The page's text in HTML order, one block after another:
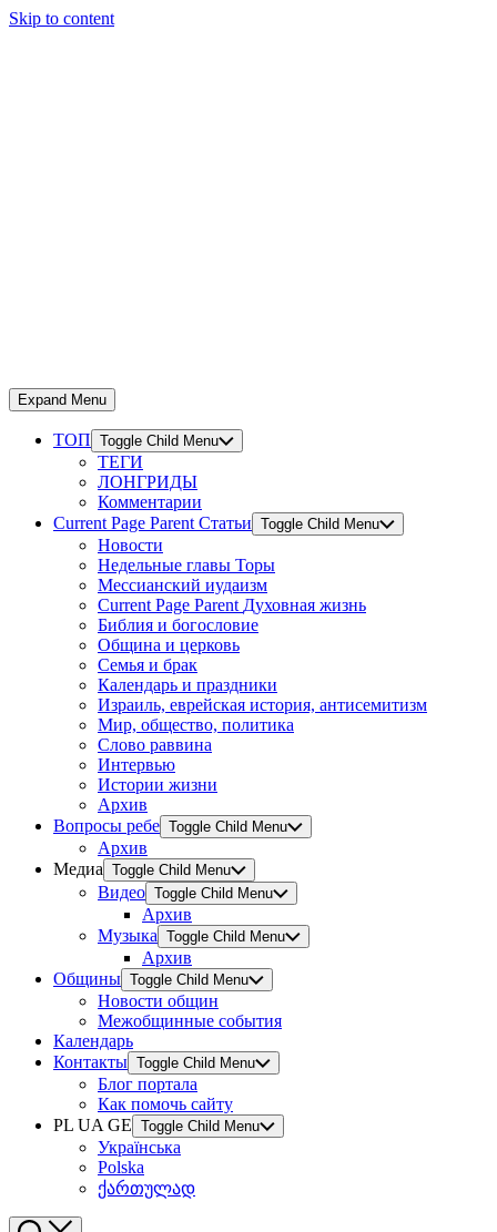
Skip to content
Expand Menu
ТОП Toggle Child Menu
ТЕГИ
ЛОНГРИДЫ
Комментарии
Current Page Parent Статьи Toggle Child Menu
Новости
Недельные главы Торы
Мессианский иудаизм
Current Page Parent Духовная жизнь
Библия и богословие
Община и церковь
Семья и брак
Календарь и праздники
Израиль, еврейская история, антисемитизм
Мир, общество, политика
Слово раввина
Интервью
Истории жизни
Архив
Вопросы ребе Toggle Child Menu
Архив
Медиа Toggle Child Menu
Видео Toggle Child Menu
Архив
Музыка Toggle Child Menu
Архив
Общины Toggle Child Menu
Новости общин
Межобщинные события
Календарь
Контакты Toggle Child Menu
Блог портала
Как помочь сайту
PL UA GE Toggle Child Menu
Українська
Polska
ქართულად